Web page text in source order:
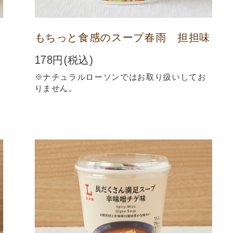
もちっと食感のスープ春雨 担担味
178円(税込)
※ナチュラルローソンではお取り扱いしてお
りません。